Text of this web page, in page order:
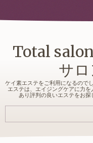
Total
サ
ケイ素エステをご利用になるので
エステは、エイジングケアに力
あり評判の良いエステをお探